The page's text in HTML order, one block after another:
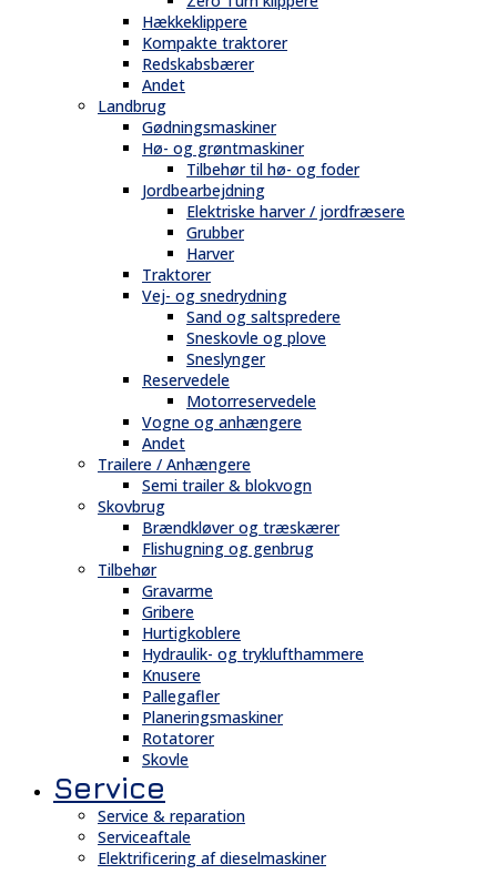
Hækkeklippere
Kompakte traktorer
Redskabsbærer
Andet
Landbrug
Gødningsmaskiner
Hø- og grøntmaskiner
Tilbehør til hø- og foder
Jordbearbejdning
Elektriske harver / jordfræsere
Grubber
Harver
Traktorer
Vej- og snedrydning
Sand og saltspredere
Sneskovle og plove
Sneslynger
Reservedele
Motorreservedele
Vogne og anhængere
Andet
Trailere / Anhængere
Semi trailer & blokvogn
Skovbrug
Brændkløver og træskærer
Flishugning og genbrug
Tilbehør
Gravarme
Gribere
Hurtigkoblere
Hydraulik- og tryklufthammere
Knusere
Pallegafler
Planeringsmaskiner
Rotatorer
Skovle
Service
Service & reparation
Serviceaftale
Elektrificering af dieselmaskiner